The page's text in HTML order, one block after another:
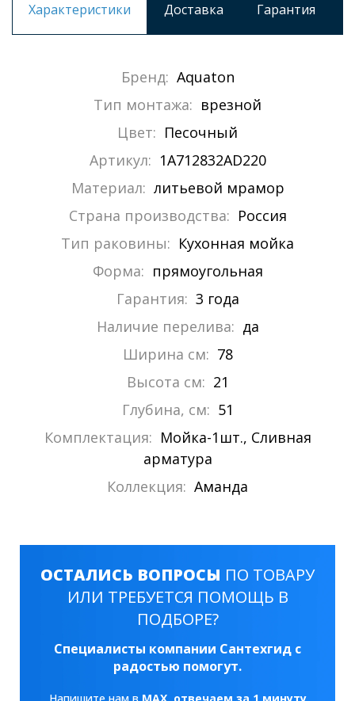
Характеристики Доставка Гарантия
Бренд: Aquaton
Тип монтажа: врезной
Цвет: Песочный
Артикул: 1A712832AD220
Материал: литьевой мрамор
Страна производства: Россия
Тип раковины: Кухонная мойка
Форма: прямоугольная
Гарантия: 3 года
Наличие перелива: да
Ширина см: 78
Высота см: 21
Глубина, см: 51
Комплектация: Мойка-1шт., Сливная
арматура
Коллекция: Аманда
ОСТАЛИСЬ ВОПРОСЫ ПО ТОВАРУ
ИЛИ ТРЕБУЕТСЯ ПОМОЩЬ В
ПОДБОРЕ?
Специалисты компании Сантехгид с
радостью помогут.